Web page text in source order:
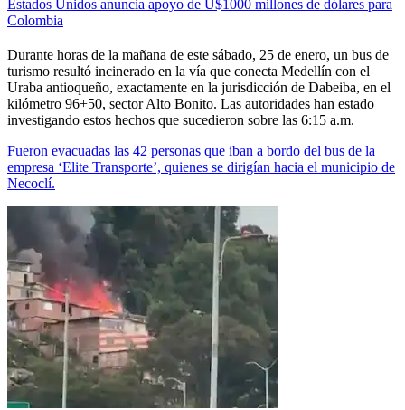
Estados Unidos anuncia apoyo de U$1000 millones de dólares para
Colombia
Durante horas de la mañana de este sábado, 25 de enero, un bus de
turismo resultó incinerado en la vía que conecta Medellín con el
Uraba antioqueño, exactamente en la jurisdicción de Dabeiba, en el
kilómetro 96+50, sector Alto Bonito. Las autoridades han estado
investigando estos hechos que sucedieron sobre las 6:15 a.m.
Fueron evacuadas las 42 personas que iban a bordo del bus de la
empresa ‘Elite Transporte’, quienes se dirigían hacia el municipio de
Necoclí.